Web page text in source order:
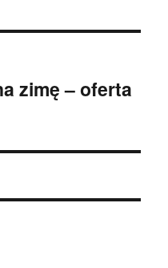
zimę – oferta